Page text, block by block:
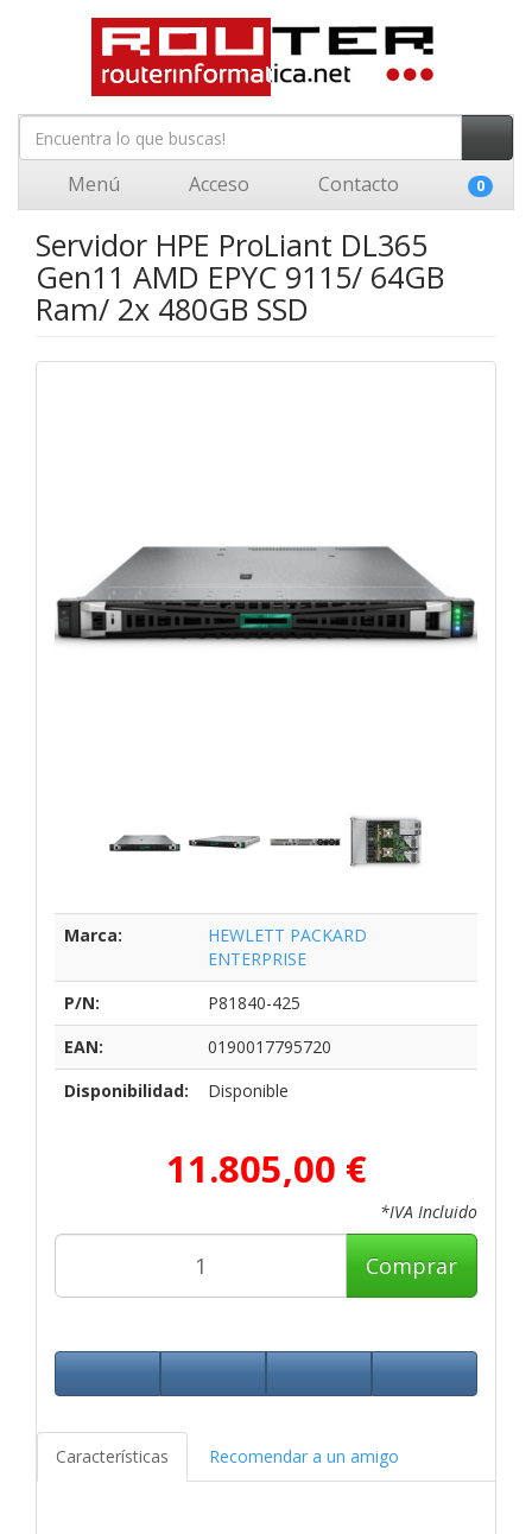
Menú Acceso Contacto 0
Servidor HPE ProLiant DL365
Gen11 AMD EPYC 9115/ 64GB
Ram/ 2x 480GB SSD
Marca:
HEWLETT PACKARD
ENTERPRISE
P/N:
P81840-425
EAN:
0190017795720
Disponibilidad:
Disponible
11.805,00 €
*IVA Incluido
Comprar
Características Recomendar a un amigo